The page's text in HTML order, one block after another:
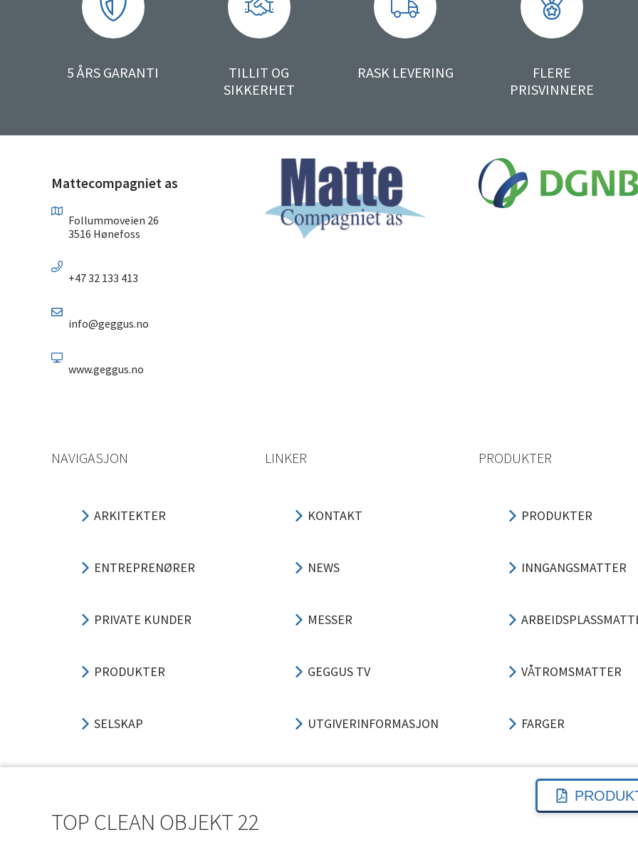
TOP CLEAN OBJEKT 22
5 ÅRS GARANTI
TILLIT OG
SIKKERHET
RASK LEVERING
FLERE
PRISVINNERE
Mattecompagniet as
Follummoveien 26
3516 Hønefoss
+47 32 133 413
info@geggus.no
www.geggus.no
NAVIGASJON
ARKITEKTER
ENTREPRENØRER
PRIVATE KUNDER
PRODUKTER
SELSKAP
LINKER
KONTAKT
NEWS
MESSER
GEGGUS TV
UTGIVERINFORMASJON
PRODUKTER
PRODUKTER
INNGANGSMATTER
VÅTROMSMATTER
FARGER
3-TRINNS LØSNING